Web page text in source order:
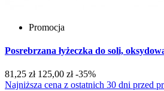
Promocja
Posrebrzana łyżeczka do soli,
81,25 zł 125,00 zł -35%
Najniższa cena z ostatnich 30 dni przed